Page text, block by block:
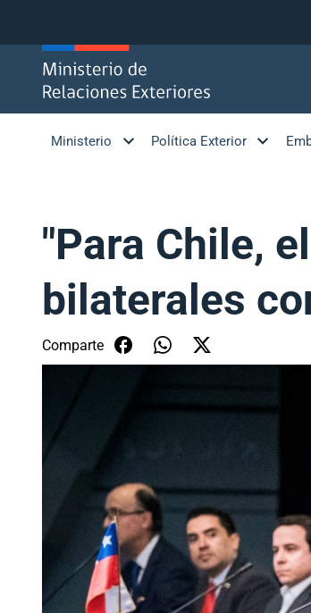
Ministerio Política Exterior
"Para Chile,
bilaterales
Comparte